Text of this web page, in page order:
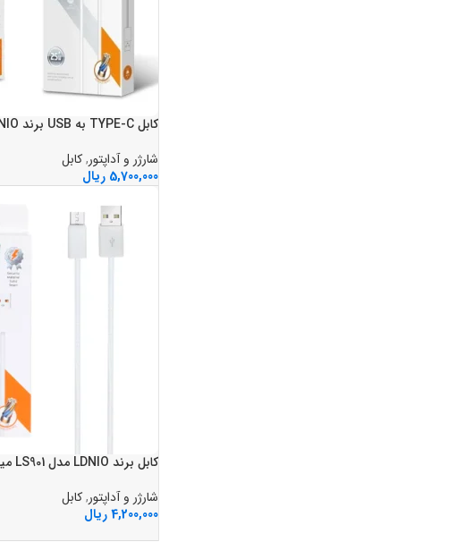
کابل TYPE-C به USB برند LDNIO مدل LS901
شارژر و آداپتور, کابل
5,700,000 ریال
کابل برند LDNIO مدل LS901 ميکرو
شارژر و آداپتور, کابل
4,200,000 ریال